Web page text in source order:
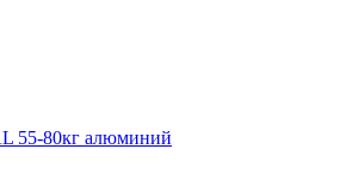
55-80кг алюминий